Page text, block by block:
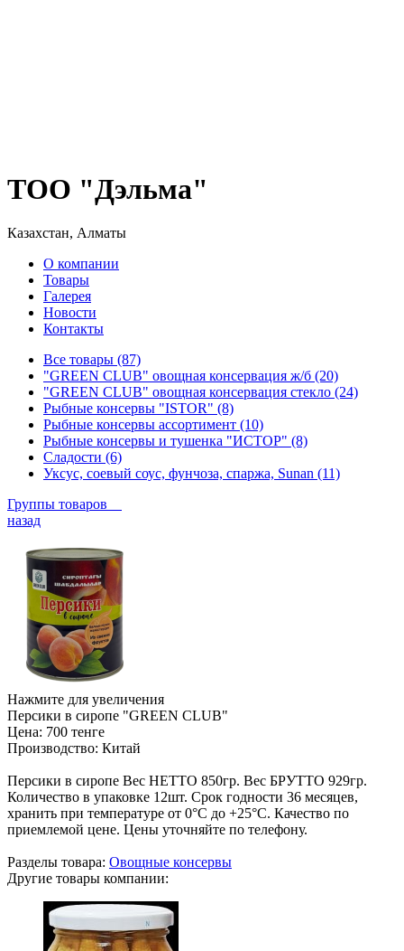
ТОО "Дэльма"
Казахстан, Алматы
О компании
Товары
Галерея
Новости
Контакты
Все товары (87)
"GREEN CLUB" овощная консервация ж/б (20)
"GREEN CLUB" овощная консервация стекло (24)
Рыбные консервы "ISTOR" (8)
Рыбные консервы ассортимент (10)
Рыбные консервы и тушенка "ИСТОР" (8)
Сладости (6)
Уксус, соевый соус, фунчоза, спаржа, Sunan (11)
Группы товаров
назад
Нажмите для увеличения
Персики в сиропе "GREEN CLUB"
Цена: 700 тенге
Производство: Китай
Персики в сиропе Вес НЕТТО 850гр. Вес БРУТТО 929гр.
Количество в упаковке 12шт. Срок годности 36 месяцев,
хранить при температуре от 0°С до +25°С. Качество по
приемлемой цене. Цены уточняйте по телефону.
Разделы товара: Овощные консервы
Другие товары компании: